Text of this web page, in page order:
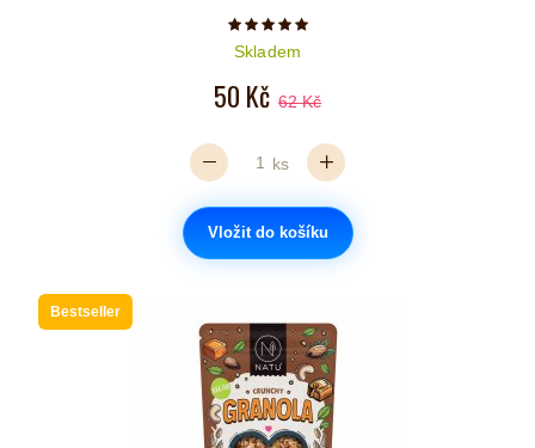
Počet hvězdiček je 5 z 5
Skladem
50 Kč 62 Kč
ks
Vložit do košíku
Bestseller